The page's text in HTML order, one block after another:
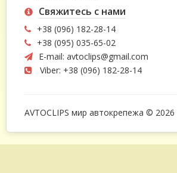
Свяжитесь с нами
+38 (096) 182-28-14
+38 (095) 035-65-02
E-mail: avtoclips@gmail.com
Viber: +38 (096) 182-28-14
AVTOCLIPS мир автокрепежа © 2026